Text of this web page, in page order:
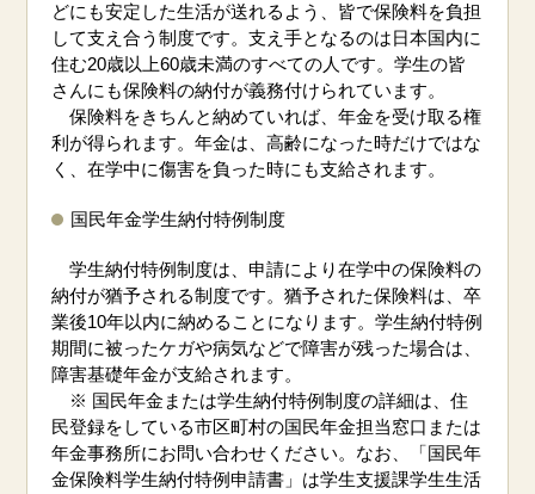
どにも安定した生活が送れるよう、皆で保険料を負担
して支え合う制度です。支え手となるのは日本国内に
住む20歳以上60歳未満のすべての人です。学生の皆
さんにも保険料の納付が義務付けられています。
保険料をきちんと納めていれば、年金を受け取る権
利が得られます。年金は、高齢になった時だけではな
く、在学中に傷害を負った時にも支給されます。
国民年金学生納付特例制度
学生納付特例制度は、申請により在学中の保険料の
納付が猶予される制度です。猶予された保険料は、卒
業後10年以内に納めることになります。学生納付特例
期間に被ったケガや病気などで障害が残った場合は、
障害基礎年金が支給されます。
※ 国民年金または学生納付特例制度の詳細は、住
民登録をしている市区町村の国民年金担当窓口または
年金事務所にお問い合わせください。なお、「国民年
金保険料学生納付特例申請書」は学生支援課学生生活